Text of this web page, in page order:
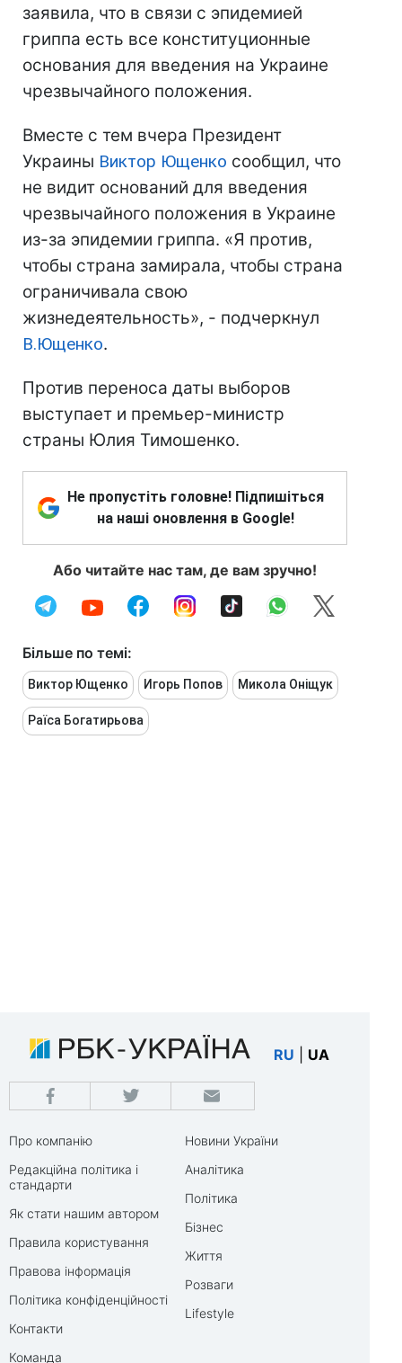
заявила, что в связи с эпидемией
гриппа есть все конституционные
основания для введения на Украине
чрезвычайного положения.
Вместе с тем вчера Президент
Украины Виктор Ющенко сообщил, что
не видит оснований для введения
чрезвычайного положения в Украине
из-за эпидемии гриппа. «Я против,
чтобы страна замирала, чтобы страна
ограничивала свою
жизнедеятельность», - подчеркнул
В.Ющенко.
Против переноса даты выборов
выступает и премьер-министр
страны Юлия Тимошенко.
Не пропустіть головне! Підпишіться
на наші оновлення в Google!
Або читайте нас там, де вам зручно!
Більше по темі:
Виктор Ющенко Игорь Попов Микола Оніщук
Раїса Богатирьова
RU UA
Про компанію
Редакційна політика і
стандарти
Як стати нашим автором
Правила користування
Правова інформація
Політика конфіденційності
Контакти
Команда
Новини України
Аналітика
Політика
Бізнес
Життя
Розваги
Lifestyle